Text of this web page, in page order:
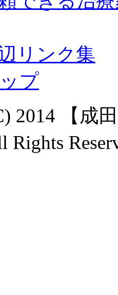
リンク集
プ
2014 【成